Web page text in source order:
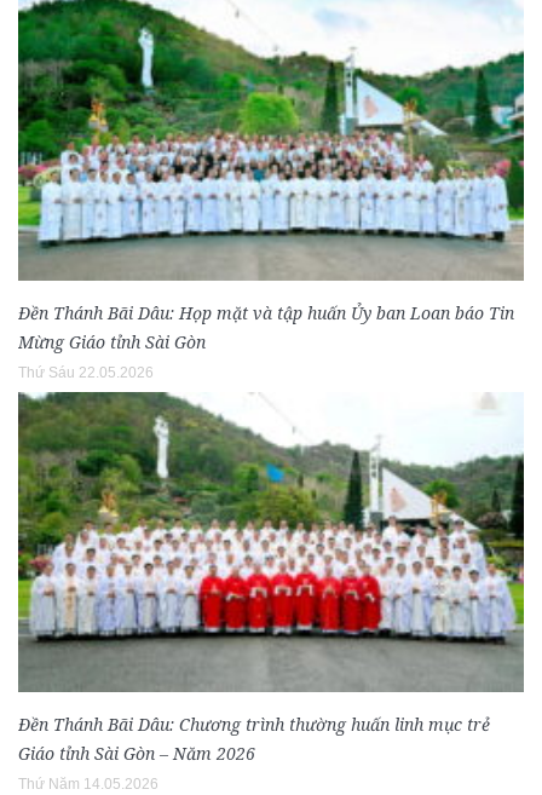
Đền Thánh Bãi Dâu: Họp mặt và tập huấn Ủy ban Loan báo Tin
Mừng Giáo tỉnh Sài Gòn
Thứ Sáu 22.05.2026
Đền Thánh Bãi Dâu: Chương trình thường huấn linh mục trẻ
Giáo tỉnh Sài Gòn – Năm 2026
Thứ Năm 14.05.2026